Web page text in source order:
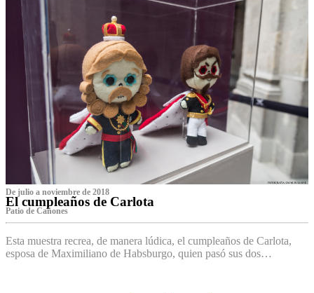
De julio a noviembre de 2018
El cumpleaños de Carlota
Patio de Cañones
Esta muestra recrea, de manera lúdica, el cumpleaños de Carlota,
esposa de Maximiliano de Habsburgo, quien pasó sus dos…